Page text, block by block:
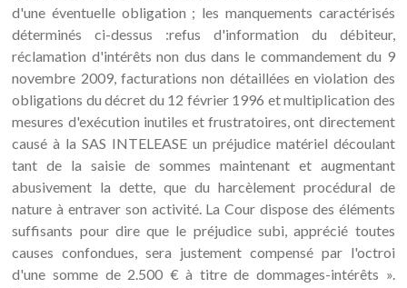
d'une éventuelle obligation ; les manquements caractérisés
déterminés ci-dessus :refus d'information du débiteur,
réclamation d'intérêts non dus dans le commandement du 9
novembre 2009, facturations non détaillées en violation des
obligations du décret du 12 février 1996 et multiplication des
mesures d'exécution inutiles et frustratoires, ont directement
causé à la SAS INTELEASE un préjudice matériel découlant
tant de la saisie de sommes maintenant et augmentant
abusivement la dette, que du harcèlement procédural de
nature à entraver son activité. La Cour dispose des éléments
suffisants pour dire que le préjudice subi, apprécié toutes
causes confondues, sera justement compensé par l'octroi
d'une somme de 2.500 € à titre de dommages-intérêts ».